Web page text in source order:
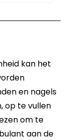
kan het
en nagels
op te vullen
om te
aan de